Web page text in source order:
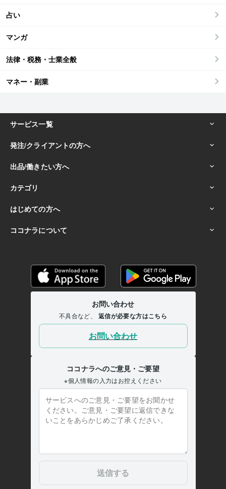
占い
マンガ
法律・税務・士業全般
マネー・副業